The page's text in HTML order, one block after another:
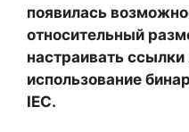
появилась
относительный
настраивать
использование
IEC.